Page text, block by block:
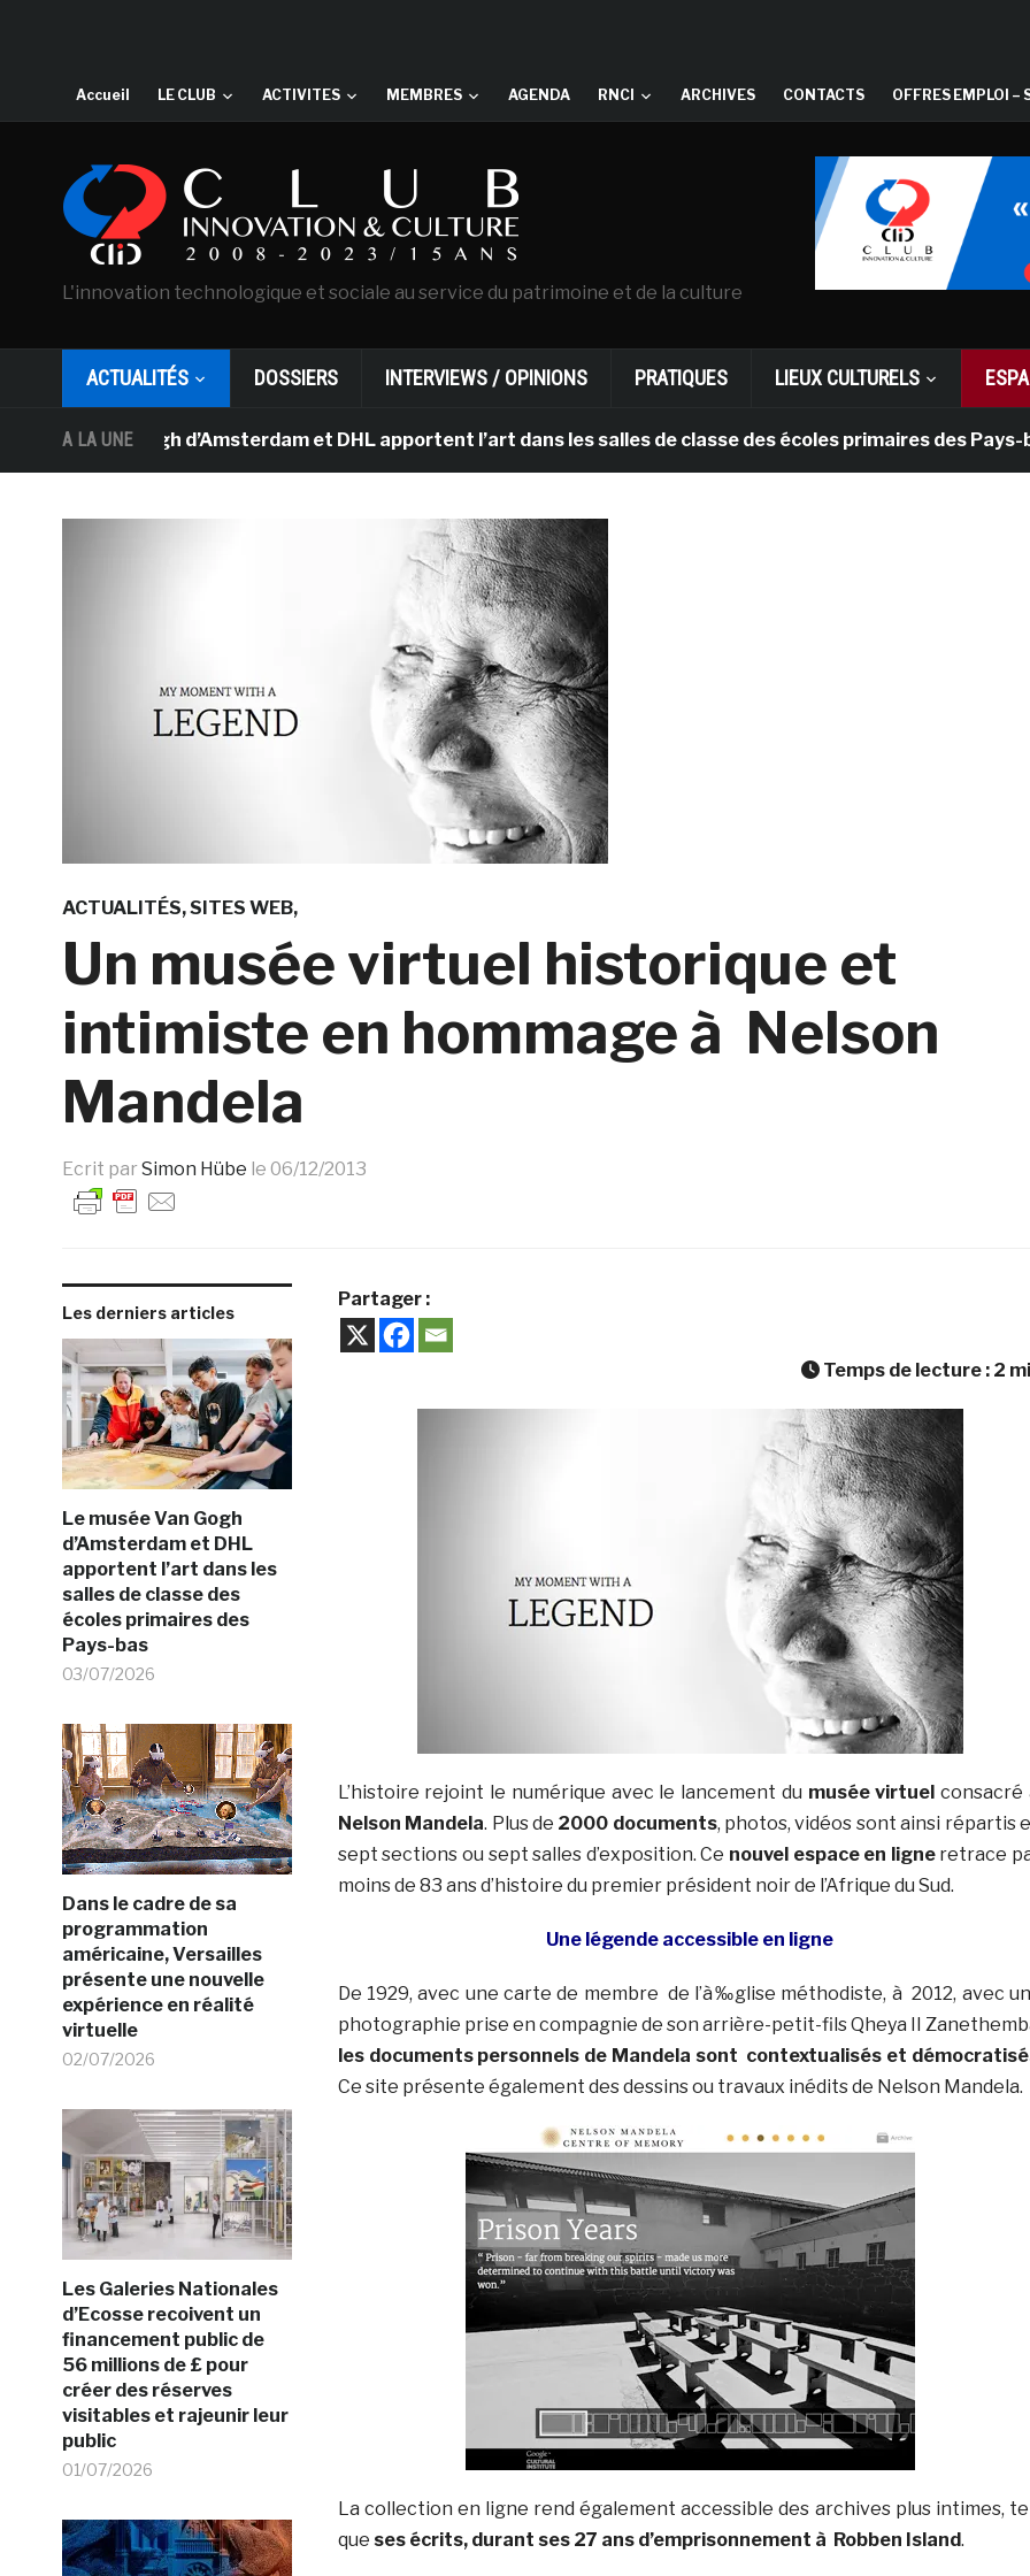
Accueil LE CLUB ACTIVITES MEMBRES AGENDA RNCI ARCHIVES CONTACTS OFFRES EMPLOI –
L'innovation technologique et sociale au service du patrimoine et de la culture
ACTUALITÉS DOSSIERS INTERVIEWS / OPINIONS PRATIQUES LIEUX CULTURELS
A LA UNE
Van Gogh d’Amsterdam et DHL apportent l’art dans les salles de classe des écoles primaires des Pays-bas
ACTUALITÉS SITES WEB
Un musée virtuel historique et
intimiste en hommage à Nelson
Mandela
Ecrit par Simon Hübe le 06/12/2013
Les derniers articles
Le musée Van Gogh
d’Amsterdam et DHL
apportent l’art dans les
salles de classe des
écoles primaires des
Pays-bas
03/07/2026
Dans le cadre de sa
programmation
américaine, Versailles
présente une nouvelle
expérience en réalité
virtuelle
02/07/2026
Les Galeries Nationales
d’Ecosse recoivent un
financement public de
56 millions de £ pour
créer des réserves
visitables et rajeunir leur
public
01/07/2026
Partager :
Temps de lecture : 2
L’histoire rejoint le numérique avec le lancement du musée virtuel consacré
Nelson Mandela. Plus de 2000 documents, photos, vidéos sont ainsi répartis
sept sections ou sept salles d’exposition. Ce nouvel espace en ligneretrace
moins de 83 ans d’histoire du premier président noir de l’Afrique du Sud.
Une légende accessible en ligne
De 1929, avec une carte de membre de l’à‰glise méthodiste, à 2012, avec
photographie prise en compagnie de son arrière-petit-fils Qheya II
les documents personnels de Mandela sont contextualisés et
Ce site présente également des dessins ou travaux inédits de Nelson Mandela.
La collection en ligne rend également accessible des archives plus intimes,
que ses écrits, durant ses 27 ans d’emprisonnement à Robben Island.